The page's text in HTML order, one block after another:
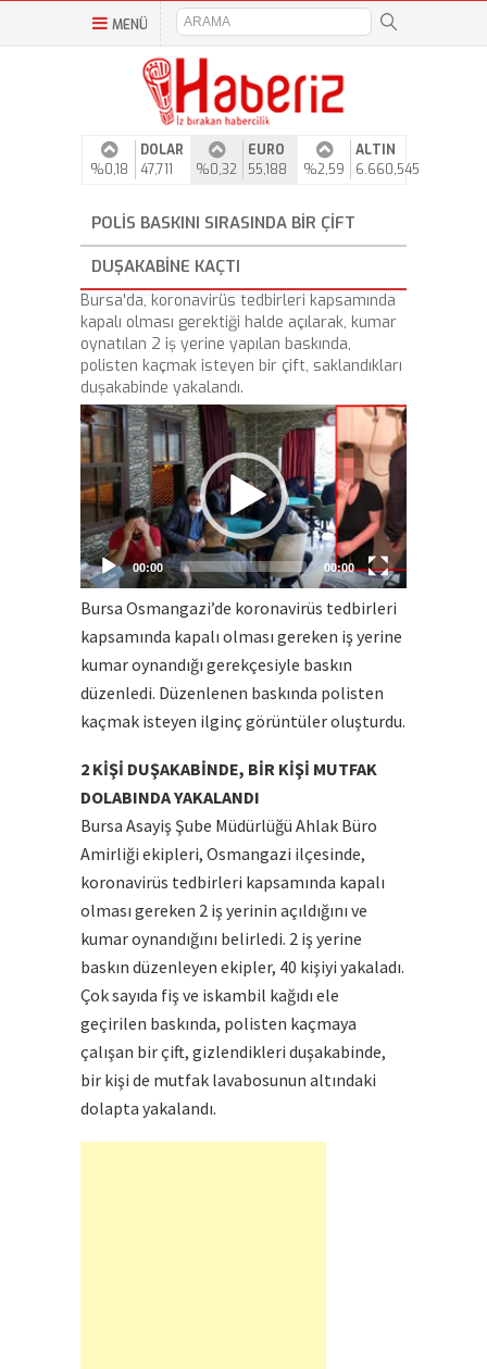
MENÜ
%0,18
DOLAR
47,711
%0,32
EURO
55,188
%2,59
ALTIN
6.660,545
POLIS BASKINI SIRASINDA BIR ÇIFT
DUŞAKABINE KAÇTI
Bursa'da, koronavirüs tedbirleri kapsamında
kapalı olması gerektiği halde açılarak, kumar
oynatılan 2 iş yerine yapılan baskında,
polisten kaçmak isteyen bir çift, saklandıkları
duşakabinde yakalandı.
Video
Player
00:00 00:00
Bursa Osmangazi’de koronavirüs tedbirleri
kapsamında kapalı olması gereken iş yerine
kumar oynandığı gerekçesiyle baskın
düzenledi. Düzenlenen baskında polisten
kaçmak isteyen ilginç görüntüler oluşturdu.
2 KİŞİ DUŞAKABİNDE, BİR KİŞİ MUTFAK
DOLABINDA YAKALANDI
Bursa Asayiş Şube Müdürlüğü Ahlak Büro
Amirliği ekipleri, Osmangazi ilçesinde,
koronavirüs tedbirleri kapsamında kapalı
olması gereken 2 iş yerinin açıldığını ve
kumar oynandığını belirledi. 2 iş yerine
baskın düzenleyen ekipler, 40 kişiyi yakaladı.
Çok sayıda fiş ve iskambil kağıdı ele
geçirilen baskında, polisten kaçmaya
çalışan bir çift, gizlendikleri duşakabinde,
bir kişi de mutfak lavabosunun altındaki
dolapta yakalandı.